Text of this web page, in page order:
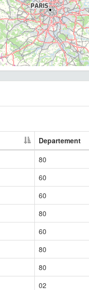
Departement
80
60
60
80
60
80
80
02